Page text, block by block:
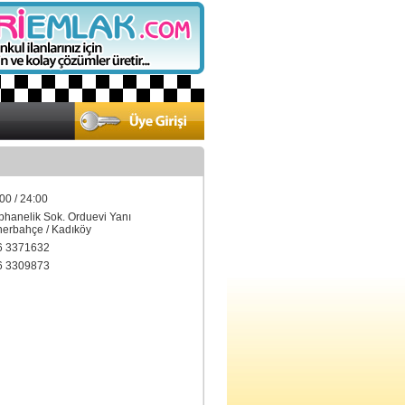
/ 24:00
Sok. Orduevi Yanı
/ Kadıköy
3371632
3309873